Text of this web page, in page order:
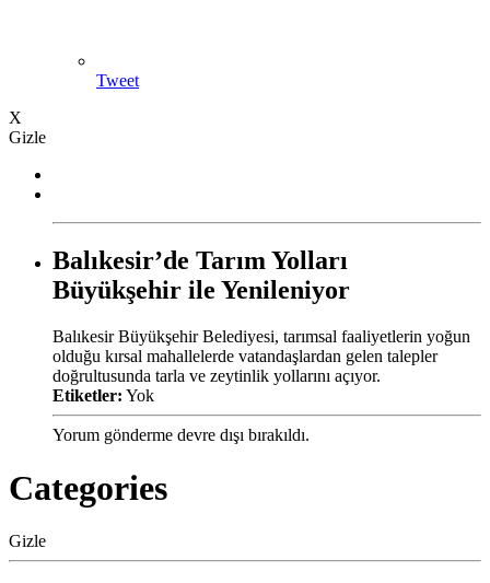
Tweet
X
Gizle
Balıkesir’de Tarım Yolları
Büyükşehir ile Yenileniyor
Balıkesir Büyükşehir Belediyesi, tarımsal faaliyetlerin yoğun
olduğu kırsal mahallelerde vatandaşlardan gelen talepler
doğrultusunda tarla ve zeytinlik yollarını açıyor.
Etiketler: Yok
Yorum gönderme devre dışı bırakıldı.
Categories
Gizle